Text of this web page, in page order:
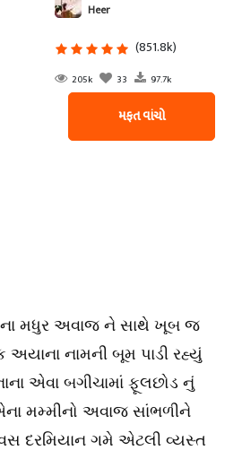
Heer
(851.8k)
205k 33 97.7k
મફત વાંચો
મધુર અવાજ ને સાથે ખૂબ જ
અયાના નામની બૂમ પાડી રહ્યું
એવા બગીચામાં ફૂલછોડ નું
મમ્મીનો અવાજ સાંભળીને
દરમિયાન ગમે એટલી વ્યસ્ત